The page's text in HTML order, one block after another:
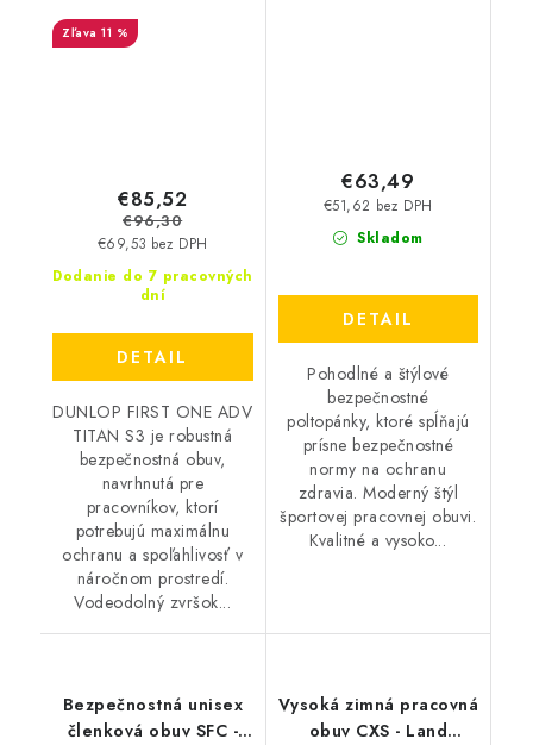
ADV Titan S3 - čierna
11 %
Dodanie do 7 pracovných
dní
€69,53 bez DPH
€85,52
€96,30
DETAIL
DUNLOP FIRST ONE ADV
TITAN S3 je robustná
bezpečnostná obuv,
navrhnutá pre
pracovníkov, ktorí
potrebujú maximálnu
ochranu a spoľahlivosť v
náročnom prostredí.
Vodeodolný zvršok...
Skladom
€51,62 bez DPH
€63,49
DETAIL
Pohodlné a štýlové
bezpečnostné
poltopánky, ktoré spĺňajú
prísne bezpečnostné
normy na ochranu
zdravia. Moderný štýl
športovej pracovnej obuvi.
Kvalitné a vysoko...
Bezpečnostná unisex
členková obuv SFC -
Vysoká zimná pracovná
obuv CXS - Land